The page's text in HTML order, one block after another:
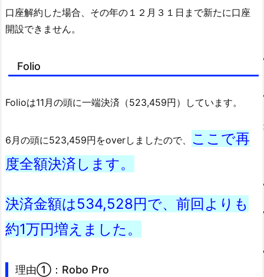
口座解約した場合、その年の１２月３１日まで新たに口座
開設できません。
Folio
Folioは11月の頭に一端決済（523,459円）しています。
6月の頭に523,459円をoverしましたので、 ここで再
度全額決済します。
決済金額は534,528円で、前回よりも
約1万円増えました。
理由①：Robo Pro